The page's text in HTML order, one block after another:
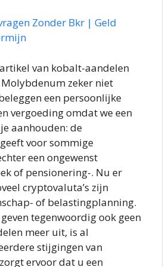
Zonder Bkr | Geld
van kobalt-aandelen
zeker niet
een persoonlijke
vergoeding omdat we een
aanhouden: de
voor sommige
een ongewenst
of pensionering-. Nu er
cryptovaluta’s zijn
of belastingplanning.
tegenwoordig ook geen
meer uit, is al
stijgingen van
ervoor dat u een